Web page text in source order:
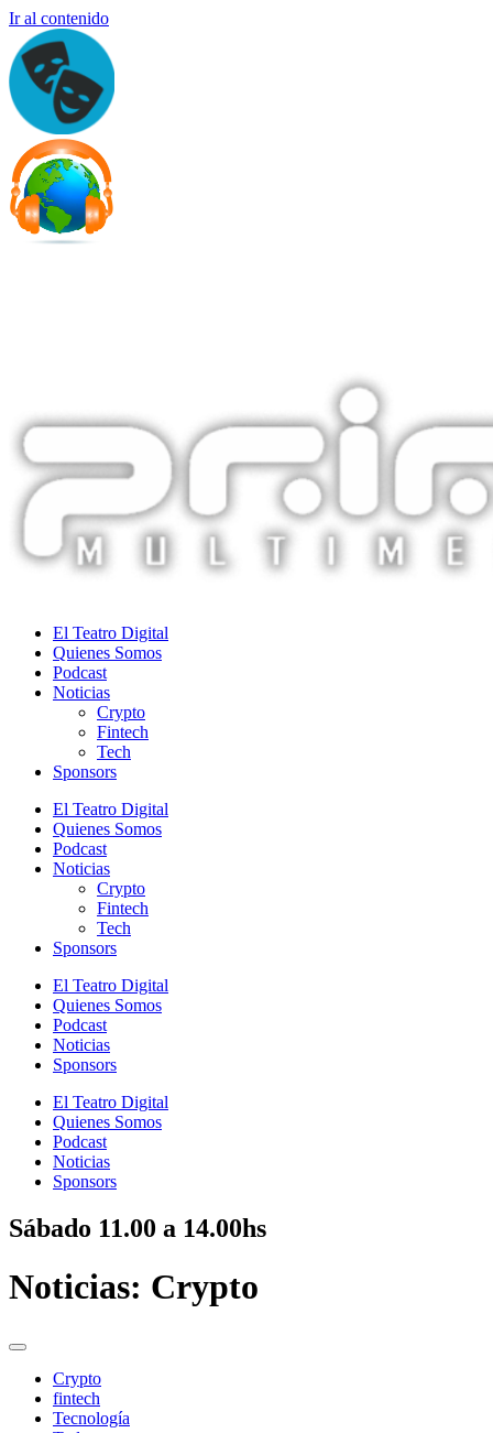
Ir al contenido
El Teatro Digital
Quienes Somos
Podcast
Noticias
Crypto
Fintech
Tech
Sponsors
El Teatro Digital
Quienes Somos
Podcast
Noticias
Crypto
Fintech
Tech
Sponsors
El Teatro Digital
Quienes Somos
Podcast
Noticias
Sponsors
El Teatro Digital
Quienes Somos
Podcast
Noticias
Sponsors
Sábado 11.00 a 14.00hs
Noticias: Crypto
Crypto
fintech
Tecnología